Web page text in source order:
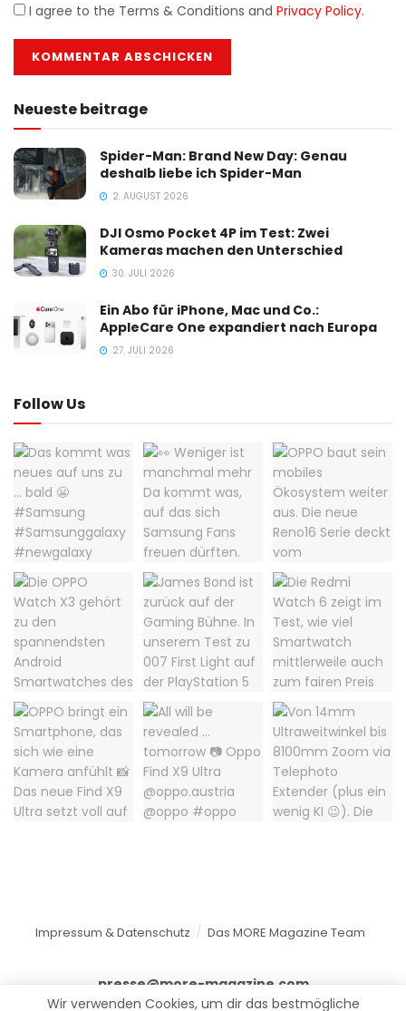
I agree to the Terms & Conditions and Privacy Policy.
Neueste beitrage
Spider-Man: Brand New Day: Genau
deshalb liebe ich Spider-Man
2. AUGUST 2026
DJI Osmo Pocket 4P im Test: Zwei
Kameras machen den Unterschied
30. JULI 2026
Ein Abo für iPhone, Mac und Co.:
AppleCare One expandiert nach Europa
27. JULI 2026
Follow Us
Impressum & Datenschutz Das MORE Magazine Team
presse@more-magazine.com
Wir verwenden Cookies, um dir das bestmögliche